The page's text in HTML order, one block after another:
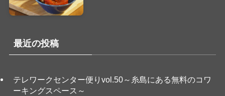
最近の投稿
テレワークセンター便りvol.50～糸島にある無料のコワ
ーキングスペース～